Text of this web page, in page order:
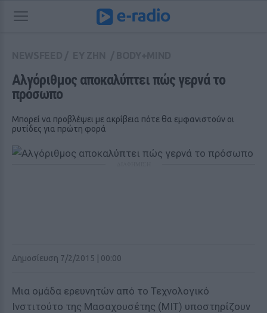
Αλγόριθμος αποκαλύπτει πώς γερνά το
πρόσωπο
Μπορεί να προβλέψει με ακρίβεια πότε θα εμφανιστούν οι
ρυτίδες για πρώτη φορά
Δημοσίευση 7/2/2015 | 00:00
Μια ομάδα ερευνητών από το Τεχνολογικό
Ινστιτούτο της Μασαχουσέτης (MIT) υποστηρίζουν